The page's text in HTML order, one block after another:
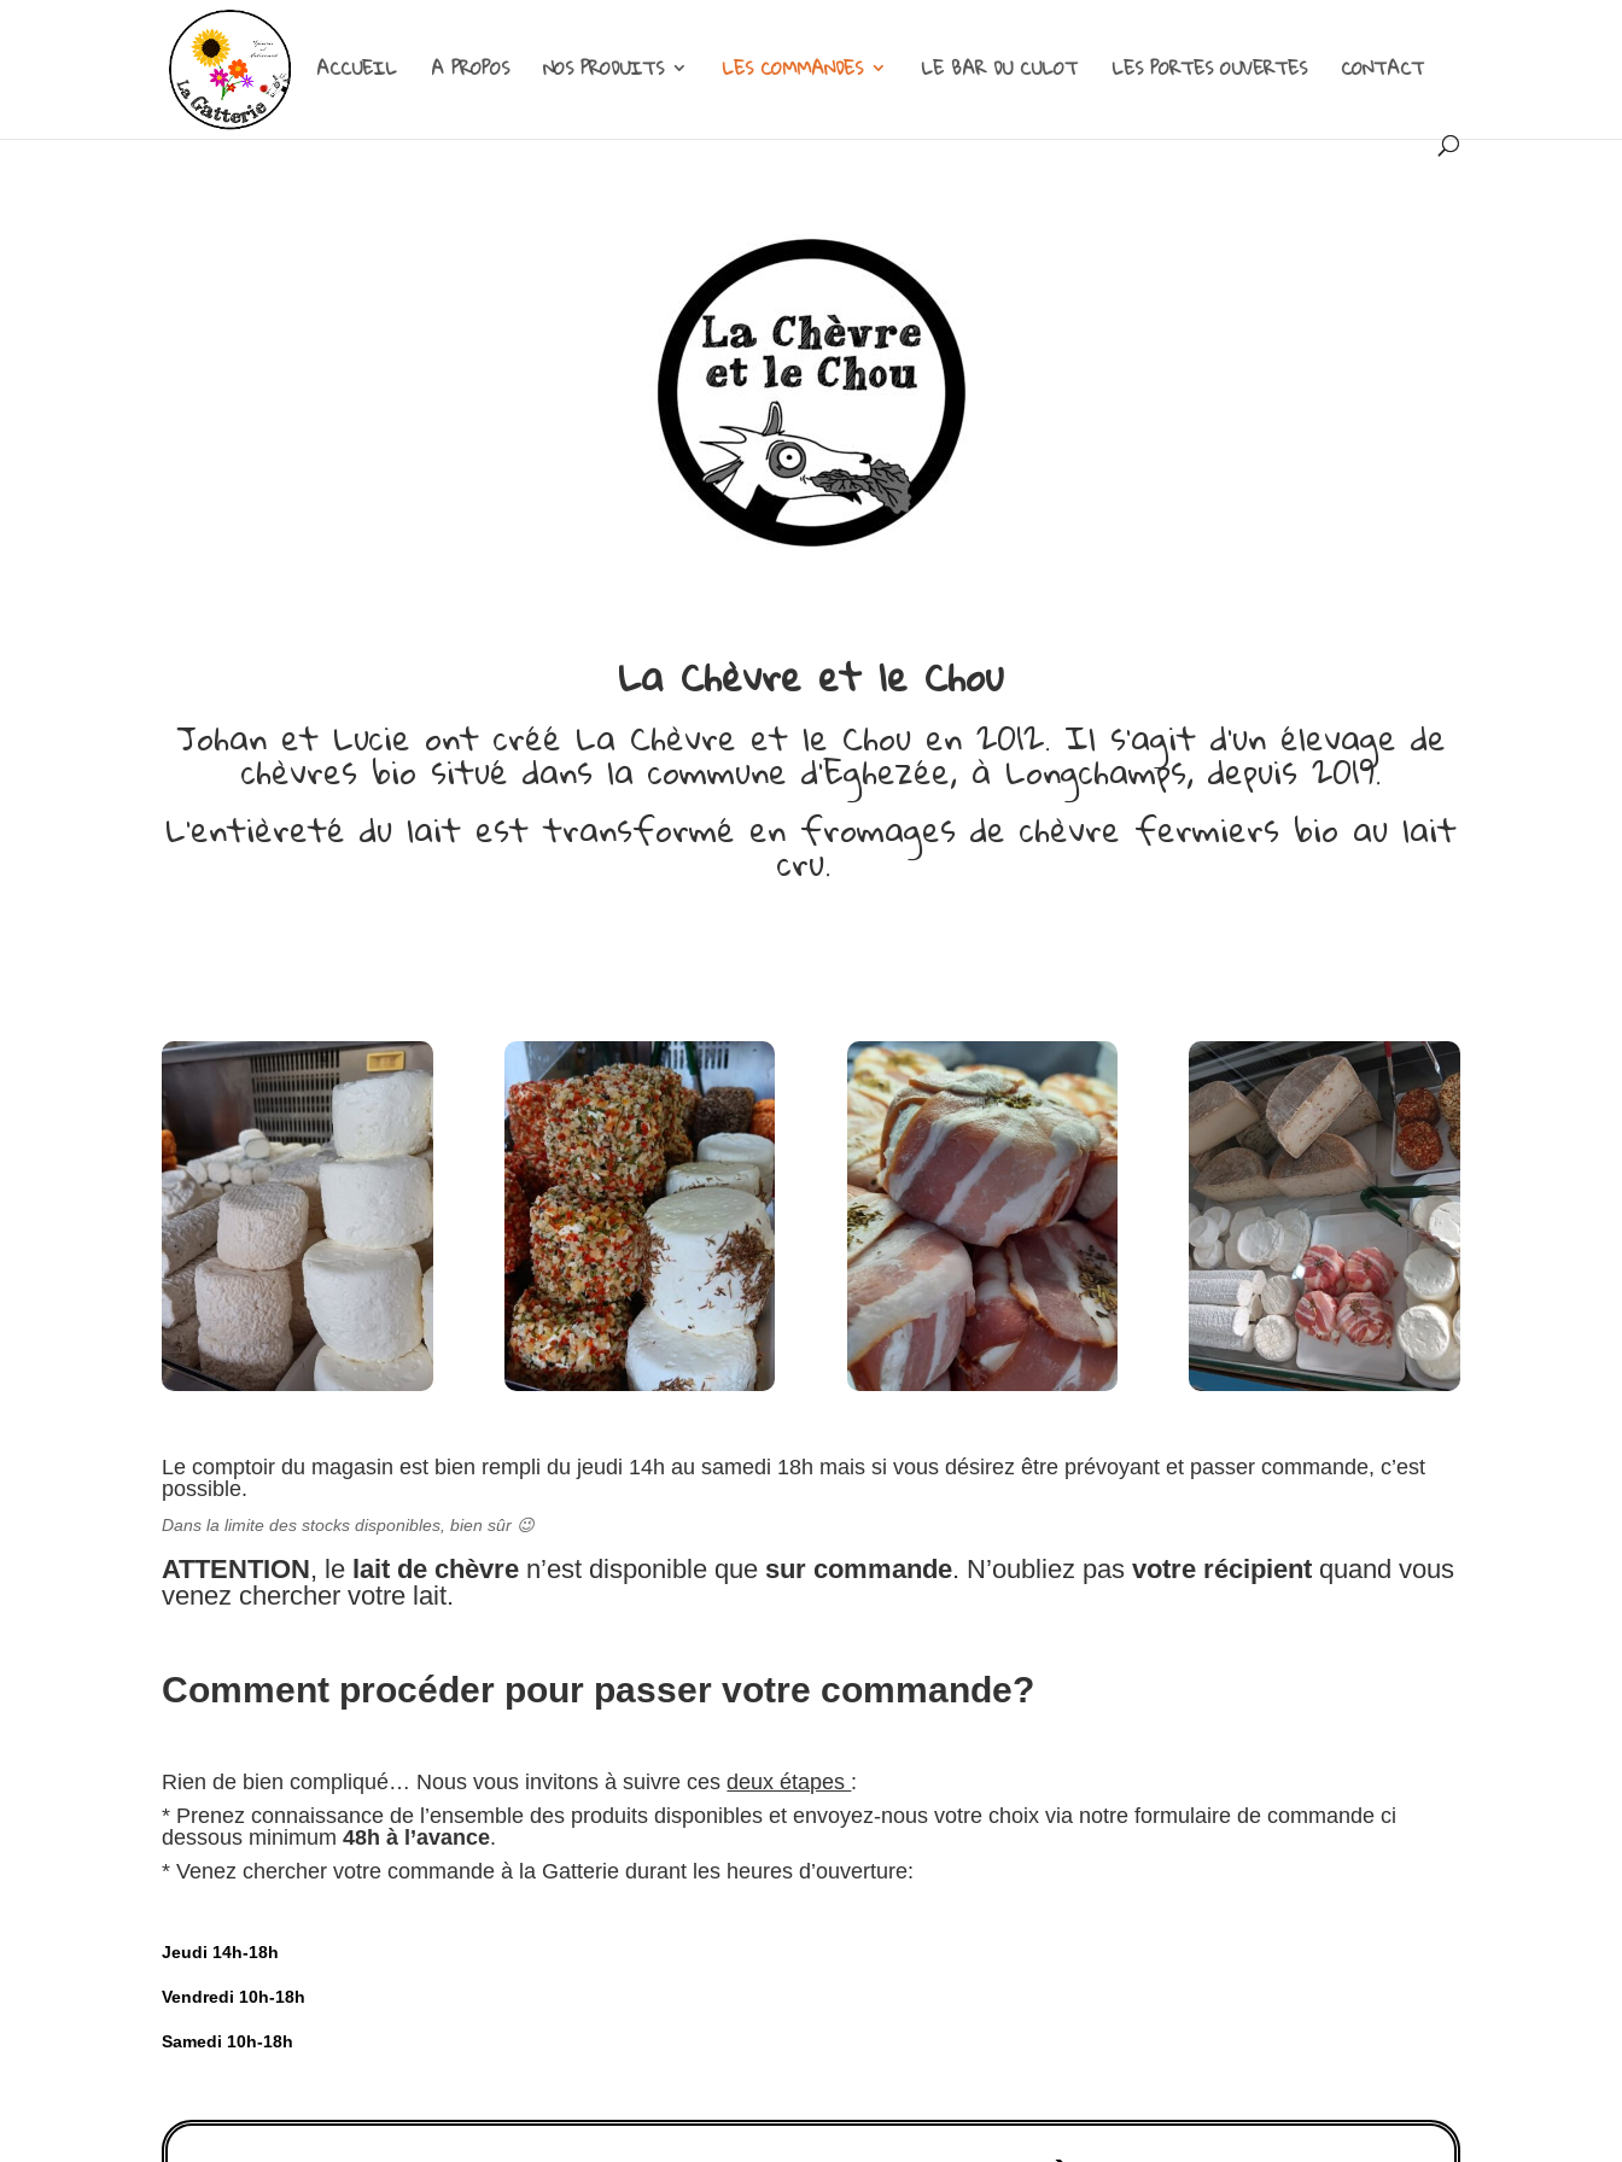
ACCUEIL A PROPOS NOS PRODUITS LES COMMANDES LE BAR DU CULOT LES PORTES OUVERTES CONTACT
La Chèvre et le Chou
Johan et Lucie ont créé La Chèvre et le Chou en 2012. Il s’agit d’un élevage de
chèvres bio situé dans la commune d’Eghezée, à Longchamps, depuis 2019.
L’entièreté du lait est transformé en fromages de chèvre fermiers bio au lait
cru.
Le comptoir du magasin est bien rempli du jeudi 14h au samedi 18h mais si vous désirez être prévoyant et passer commande, c’est
possible.
Dans la limite des stocks disponibles, bien sûr 😉
ATTENTION, le lait de chèvre n’est disponible que sur commande. N’oubliez pasvotre récipient quand vous
venez chercher votre lait.
Comment procéder pour passer votre commande?
Rien de bien compliqué… Nous vous invitons à suivre cesdeux étapes :
* Prenez connaissance de l’ensemble des produits disponibles et envoyez-nous votre choix via notre formulaire de commande ci
dessous minimum48h à l’avance.
* Venez chercher votre commande à la Gatterie durant les heures d’ouverture:
Jeudi 14h-18h
Vendredi 10h-18h
Samedi 10h-18h